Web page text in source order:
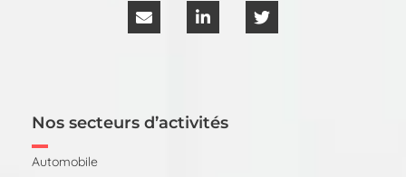
Nos secteurs d’activités
Automobile